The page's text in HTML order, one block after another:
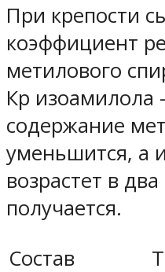
При крепости
коэффициент
метилового
Кр изоамилола
содержание
уменьшится, а
возрастет в
получается.
Состав